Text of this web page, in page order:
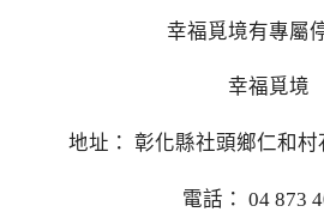
幸福覓境有專屬
幸福覓境
地址： 彰化縣社頭鄉仁和村
電話： 04 873